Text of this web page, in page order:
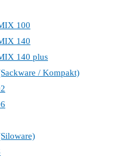
100
140
140 plus
/ Kompakt)